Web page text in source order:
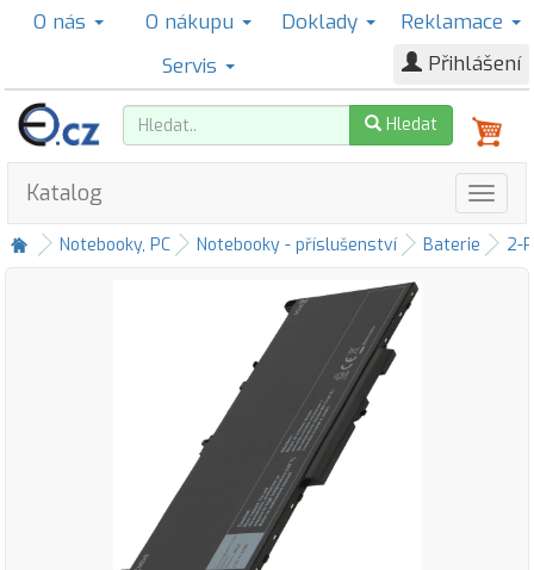
O nás O nákupu Doklady
Reklamace
Servis
Přihlášení
Hledat
Katalog
Notebooky, PC Notebooky - příslušenství Baterie 2-